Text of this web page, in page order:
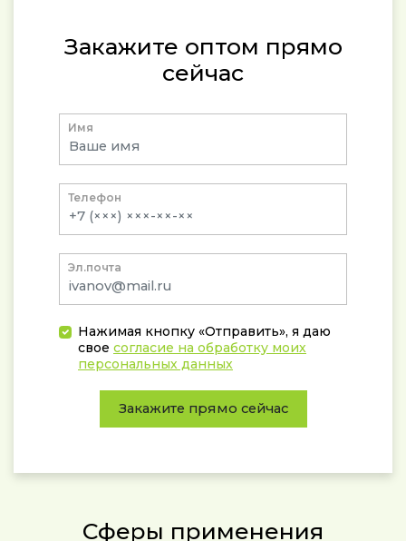
Закажите оптом прямо
сейчас
Имя
Телефон
Эл.почта
Нажимая кнопку «Отправить», я даю
свое согласие на обработку моих
персональных данных
Закажите прямо сейчас
Сферы применения